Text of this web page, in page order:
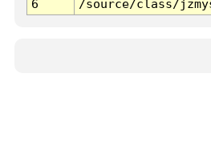
6
/source/class/